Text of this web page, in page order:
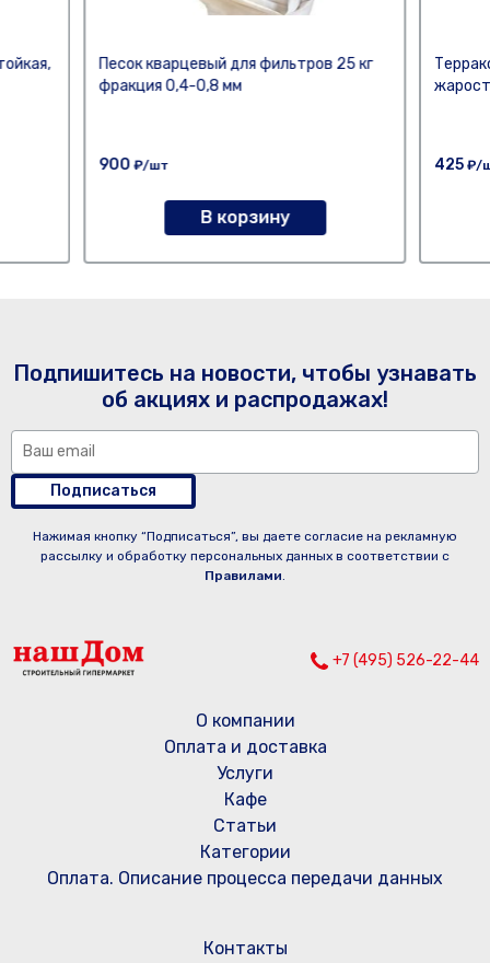
Песок кварцевый для фильтров 25 кг
фракция 0,4-0,8 мм
900 ₽/шт
В корзину
425 ₽/
Подпишитесь на новости, чтобы узнавать
об акциях и распродажах!
Подписаться
Нажимая кнопку “Подписаться”, вы даете согласие на рекламную
рассылку и обработку персональных данных в соответствии с
Правилами.
+7 (495) 526-22-44
О компании
Оплата и доставка
Услуги
Кафе
Статьи
Категории
Оплата. Описание процесса передачи данных
Контакты